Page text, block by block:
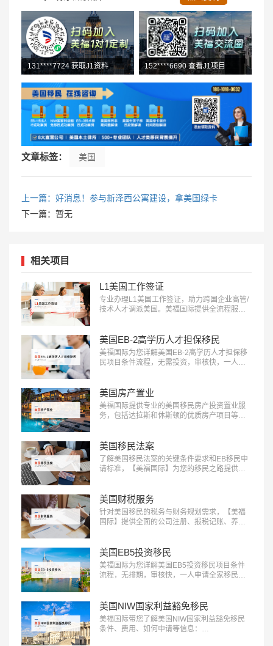
159****8039 咨询了EB-5 178****5561 O1评估中
文章标签： 美国
上一篇：好消息！参与新泽西公寓建设，拿美国绿卡
下一篇：暂无
相关项目
L1美国工作签证
专业办理L1美国工作签证，助力跨国企业高管/
技术人才调派美国。美福国际提供全流程服
职业之旅！…
美国EB-2高学历人才担保移民
美福国际为您详解美国EB-2高学历人才担保移
民项目条件流程，无需投资，审核快，一人申
美国房产置业
美福国际提供专业的美国移民房产投资置业服
务，包括达拉斯和休斯顿的优质房产项目等精
美国移民法案
了解美国移民法案的关键条件要求和EB移民申
请标准，【美福国际】为您的移民之路提供清
美国财税服务
针对美国移民的税务与财务规划需求，【美福
国际】提供全面的公司注册、报税记账、养老
现财富增长：400-001-0063…
美国EB5投资移民
美福国际为您详解美国EB5投资移民项目条件
流程，无排期，审核快，一人申请全家移民。
美国NIW国家利益豁免移民
美福国际带您了解美国NIW国家利益豁免移民
条件、费用、如何申请等信息：